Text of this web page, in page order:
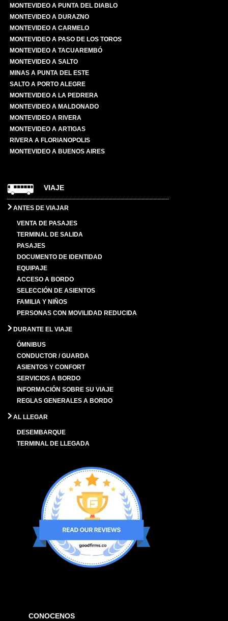
MONTEVIDEO A PUNTA DEL DIABLO
MONTEVIDEO A DURAZNO
MONTEVIDEO A CARMELO
MONTEVIDEO A PASO DE LOS TOROS
MONTEVIDEO A TACUAREMBÓ
MONTEVIDEO A SALTO
MINAS A PUNTA DEL ESTE
SALTO A PORTO ALEGRE
MONTEVIDEO A LA PEDRERA
MONTEVIDEO A MALDONADO
MONTEVIDEO A RIVERA
MONTEVIDEO A ARTIGAS
RIVERA A FLORIANOPOLIS
MONTEVIDEO A BUENOS AIRES
VIAJE
ANTES DE VIAJAR
VENTA DE PASAJES
TERMINAL DE SALIDA
PASAJES
DOCUMENTO DE IDENTIDAD
EQUIPAJE
ACCESO A BORDO
SELECCIÓN DE ASIENTOS
FAMILIA Y NIÑOS
PERSONAS CON MOVILIDAD REDUCIDA
DURANTE EL VIAJE
ÓMNIBUS
CONDUCTOR / GUARDA
ASIENTOS Y CONFORT
SERVICIOS A BORDO
INFORMACIÓN SOBRE SU VIAJE
REGLAS GENERALES A BORDO
AL LLEGAR
DESEMBARQUE
TERMINAL DE LLEGADA
CONOCENOS